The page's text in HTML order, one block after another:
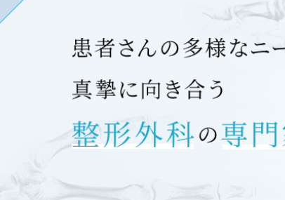
理念・方針・患者さんの権利
厚生
臨
セカンドオピニオンのご案内
医療連携センターのご案内
理念・方針・
患者さんの権利
施設概要と沿革
情報公開
施設認定
（オプト
東部病院
一歩先の